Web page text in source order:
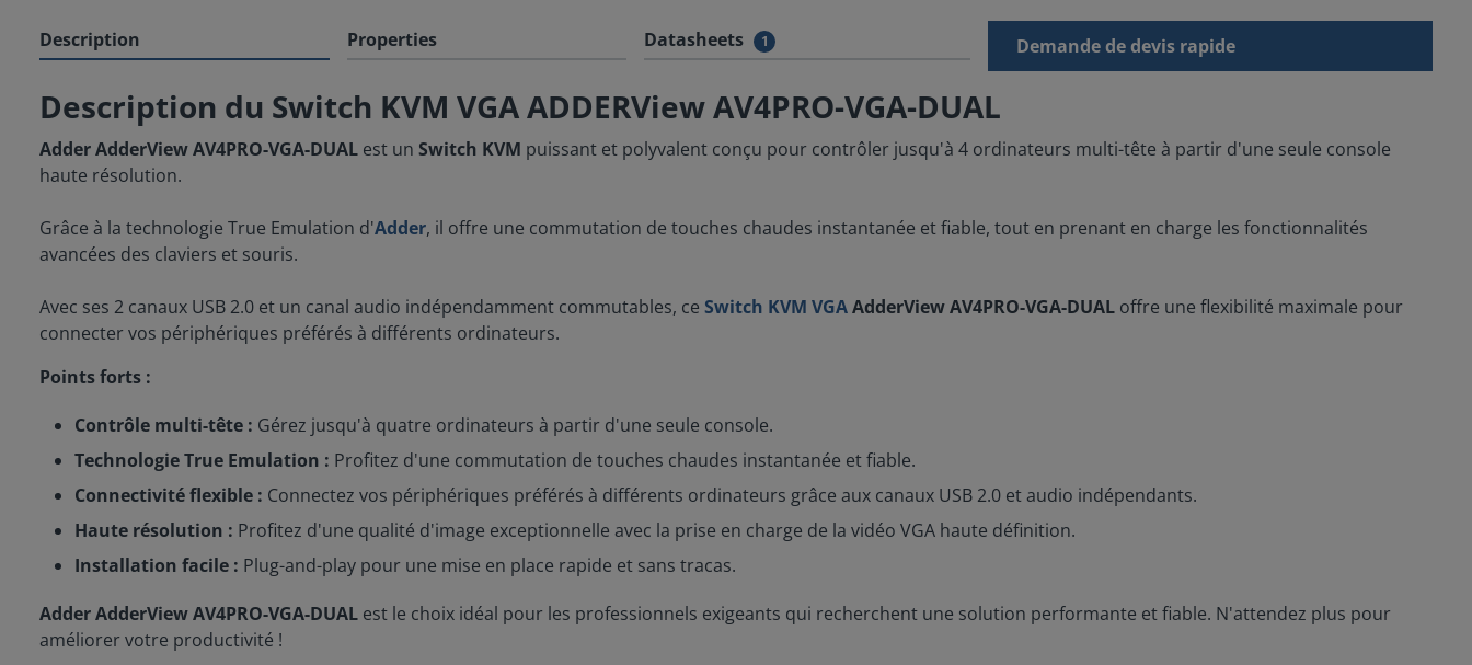
Description Properties Datasheets 1 Demande de devis rapide
Description du Switch KVM VGA ADDERView AV4PRO-VGA-DUAL
Adder AdderView AV4PRO-VGA-DUAL est un Switch KVM puissant et polyvalent conçu pour contrôler jusqu'à 4 ordinateurs multi-tête à partir d'une seule console
haute résolution.
Grâce à la technologie True Emulation d'Adder, il offre une commutation de touches chaudes instantanée et fiable, tout en prenant en charge les fonctionnalités
avancées des claviers et souris.
Avec ses 2 canaux USB 2.0 et un canal audio indépendamment commutables, ce Switch KVM VGAAdderView AV4PRO-VGA-DUAL offre une flexibilité maximale pour
connecter vos périphériques préférés à différents ordinateurs.
Points forts :
Contrôle multi-tête : Gérez jusqu'à quatre ordinateurs à partir d'une seule console.
Technologie True Emulation : Profitez d'une commutation de touches chaudes instantanée et fiable.
Connectivité flexible : Connectez vos périphériques préférés à différents ordinateurs grâce aux canaux USB 2.0 et audio indépendants.
Haute résolution : Profitez d'une qualité d'image exceptionnelle avec la prise en charge de la vidéo VGA haute définition.
Installation facile : Plug-and-play pour une mise en place rapide et sans tracas.
Adder AdderView AV4PRO-VGA-DUAL est le choix idéal pour les professionnels exigeants qui recherchent une solution performante et fiable. N'attendez plus pour
améliorer votre productivité !